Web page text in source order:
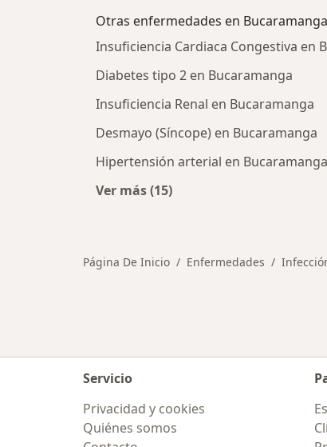
Otras enfermedades en Bucaramanga
Insuficiencia Cardiaca Congestiva en
Diabetes tipo 2 en Bucaramanga
Insuficiencia Renal en Bucaramanga
Desmayo (Síncope) en Bucaramanga
Hipertensión arterial en Bucaramanga
Ver más (15)
Página De Inicio Enfermedades
Servicio
Privacidad y cookies
Quiénes somos